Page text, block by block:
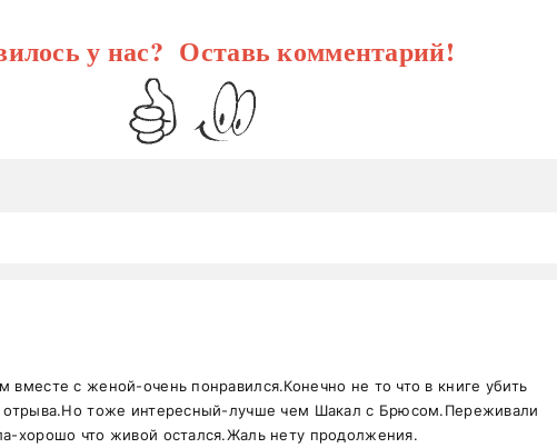
у нас? Оставь комментарий!
вместе с женой-очень понравился.Конечно не то что в книге убить
отрыва.Но тоже интересный-лучше чем Шакал с Брюсом.Переживали
хорошо что живой остался.Жаль нету продолжения.